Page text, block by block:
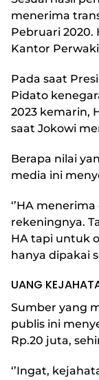
menerima
Pebruari 2020.
Kantor
Pada saat
Pidato
2023 kemarin,
saat Jokowi
Berapa nilai
media ini
‘’HA
rekeningnya.
HA tapi untuk
hanya dipakai
UANG
Sumber yang
publis ini
Rp.20 juta,
‘’Ingat,